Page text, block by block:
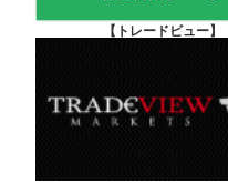
【 トレードビュー】